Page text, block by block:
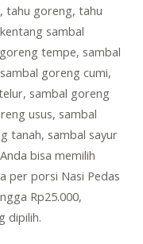
tahu goreng, tahu
sambal
tempe, sambal
goreng cumi,
sambal goreng
usus, sambal
tanah, sambal sayur
bisa memilih
per porsi Nasi Pedas
Rp25.000,
dipilih.